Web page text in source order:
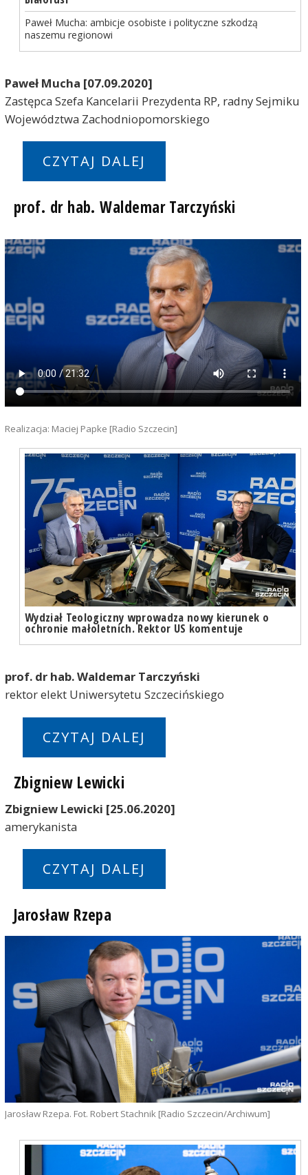
Paweł Mucha: ambicje osobiste i polityczne szkodzą
naszemu regionowi
Paweł Mucha [07.09.2020]
Zastępca Szefa Kancelarii Prezydenta RP, radny Sejmiku
Województwa Zachodniopomorskiego
CZYTAJ DALEJ
prof. dr hab. Waldemar Tarczyński
Realizacja: Maciej Papke [Radio Szczecin]
Wydział Teologiczny wprowadza nowy kierunek o
ochronie małoletnich. Rektor US komentuje
prof. dr hab. Waldemar Tarczyński
rektor elekt Uniwersytetu Szczecińskiego
CZYTAJ DALEJ
Zbigniew Lewicki
Zbigniew Lewicki [25.06.2020]
amerykanista
CZYTAJ DALEJ
Jarosław Rzepa
Jarosław Rzepa. Fot. Robert Stachnik [Radio Szczecin/Archiwum]